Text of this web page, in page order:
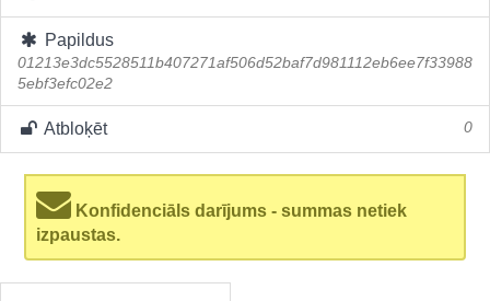
Papildus
01213e3dc5528511b407271af506d52baf7d981112eb6ee7f33988
5ebf3efc02e2
Atbloķēt 0
Konfidenciāls darījums - summas netiek
izpaustas.